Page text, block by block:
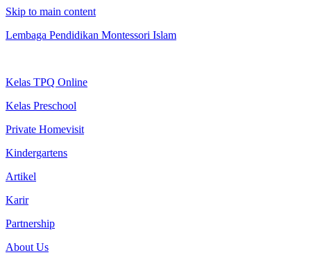
Skip to main content
Lembaga Pendidikan Montessori Islam
Kelas TPQ Online
Kelas Preschool
Private Homevisit
Kindergartens
Artikel
Karir
Partnership
About Us